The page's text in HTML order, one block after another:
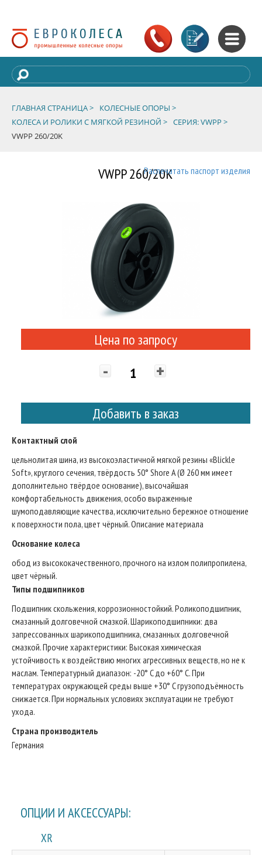
ГЛАВНАЯ СТРАНИЦА >
КОЛЕСНЫЕ ОПОРЫ >
КОЛЕСА И РОЛИКИ С МЯГКОЙ РЕЗИНОЙ > СЕРИЯ: VWPP >
VWPP 260/20K
VWPP 260/20KРаспечатать паспорт изделия
Цена по запросу
- +
Добавить в заказ
Контактный слой
цельнолитая шина, из высокоэластичной мягкой резины «Blickle
Soft», круглого сечения, твёрдость 50° Shore A (Ø 260 мм имеет
дополнительно твёрдое основание), высочайшая
комфортабельность движения, особо выраженные
шумоподавляющие качества, исключительно бережное отношение
к поверхности пола, цвет чёрный. Описание материала
Основание колеса
обод из высококачественного, прочного на излом полипропилена,
цвет чёрный.
Типы подшипников
Подшипник скольжения, коррозионностойкий. Роликоподшипник,
смазанный долговечной смазкой. Шарикоподшипники: два
запрессованных шарикоподшипника, смазанных долговечной
смазкой. Прочие характеристики: Высокая химическая
устойчивость к воздействию многих агрессивных веществ, но не к
маслам. Температурный диапазон: -20° C до +60° C. При
температурах окружающей среды выше +30° C грузоподъёмность
снижается. При нормальных условиях эксплуатации не требуют
ухода.
Страна производитель
Германия
ОПЦИИ И АКСЕССУАРЫ:
XR